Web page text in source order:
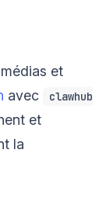
et
avec
clawhub
et
la